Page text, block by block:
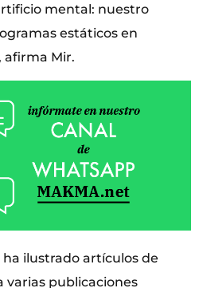
mental: nuestro
estáticos en
afirma Mir.
ha ilustrado artículos de
varias publicaciones